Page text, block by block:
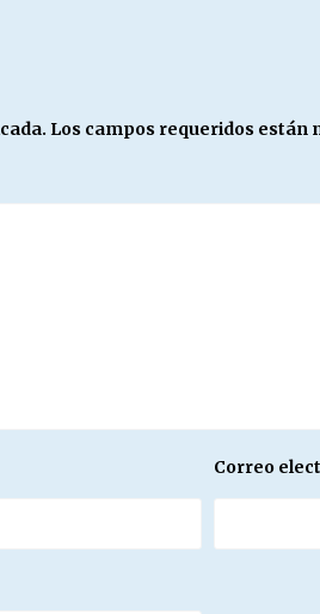
Los campos requeridos están
Correo